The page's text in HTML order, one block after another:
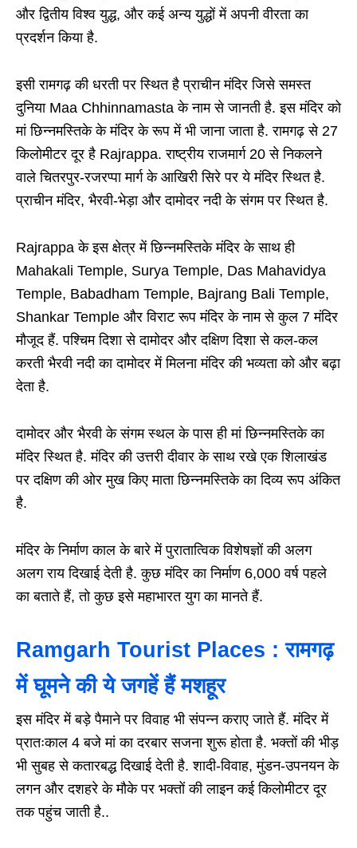
और द्वितीय विश्व युद्ध, और कई अन्य युद्धों में अपनी वीरता का
प्रदर्शन किया है.
इसी रामगढ़ की धरती पर स्थित है प्राचीन मंदिर जिसे समस्त
दुनिया Maa Chhinnamasta के नाम से जानती है. इस मंदिर को
मां छिन्नमस्तिके के मंदिर के रूप में भी जाना जाता है. रामगढ़ से 27
किलोमीटर दूर है Rajrappa. राष्ट्रीय राजमार्ग 20 से निकलने
वाले चितरपुर-रजरप्पा मार्ग के आखिरी सिरे पर ये मंदिर स्थित है.
प्राचीन मंदिर, भैरवी-भेड़ा और दामोदर नदी के संगम पर स्थित है.
Rajrappa के इस क्षेत्र में छिन्नमस्तिके मंदिर के साथ ही
Mahakali Temple, Surya Temple, Das Mahavidya
Temple, Babadham Temple, Bajrang Bali Temple,
Shankar Temple और विराट रूप मंदिर के नाम से कुल 7 मंदिर
मौजूद हैं. पश्चिम दिशा से दामोदर और दक्षिण दिशा से कल-कल
करती भैरवी नदी का दामोदर में मिलना मंदिर की भव्यता को और बढ़ा
देता है.
दामोदर और भैरवी के संगम स्थल के पास ही मां छिन्नमस्तिके का
मंदिर स्थित है. मंदिर की उत्तरी दीवार के साथ रखे एक शिलाखंड
पर दक्षिण की ओर मुख किए माता छिन्नमस्तिके का दिव्य रूप अंकित
है.
मंदिर के निर्माण काल के बारे में पुरातात्विक विशेषज्ञों की अलग
अलग राय दिखाई देती है. कुछ मंदिर का निर्माण 6,000 वर्ष पहले
का बताते हैं, तो कुछ इसे महाभारत युग का मानते हैं.
Ramgarh Tourist Places : रामगढ़
में घूमने की ये जगहें हैं मशहूर
इस मंदिर में बड़े पैमाने पर विवाह भी संपन्न कराए जाते हैं. मंदिर में
प्रातःकाल 4 बजे मां का दरबार सजना शुरू होता है. भक्तों की भीड़
भी सुबह से कतारबद्ध दिखाई देती है. शादी-विवाह, मुंडन-उपनयन के
लगन और दशहरे के मौके पर भक्तों की लाइन कई किलोमीटर दूर
तक पहुंच जाती है..